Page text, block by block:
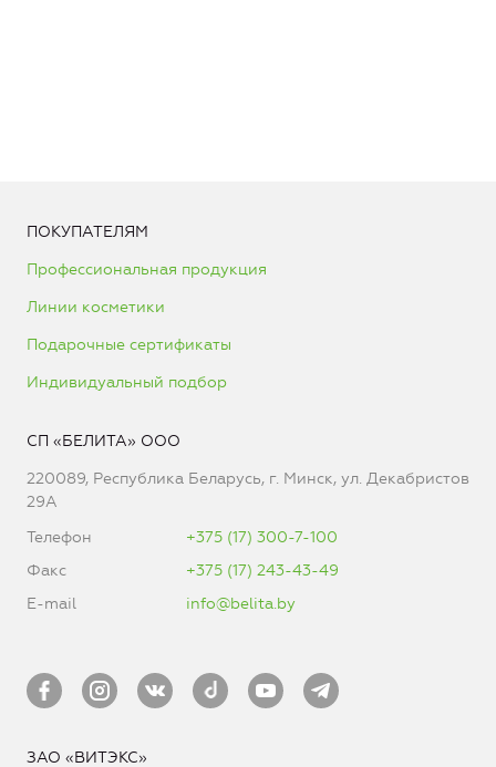
ПОКУПАТЕЛЯМ
Профессиональная продукция
Линии косметики
Подарочные сертификаты
Индивидуальный подбор
СП «БЕЛИТА» ООО
220089, Республика Беларусь, г. Минск, ул. Декабристов
29А
Телефон
+375 (17) 300-7-100
Факс
+375 (17) 243-43-49
E-mail
info@belita.by
ЗАО «ВИТЭКС»